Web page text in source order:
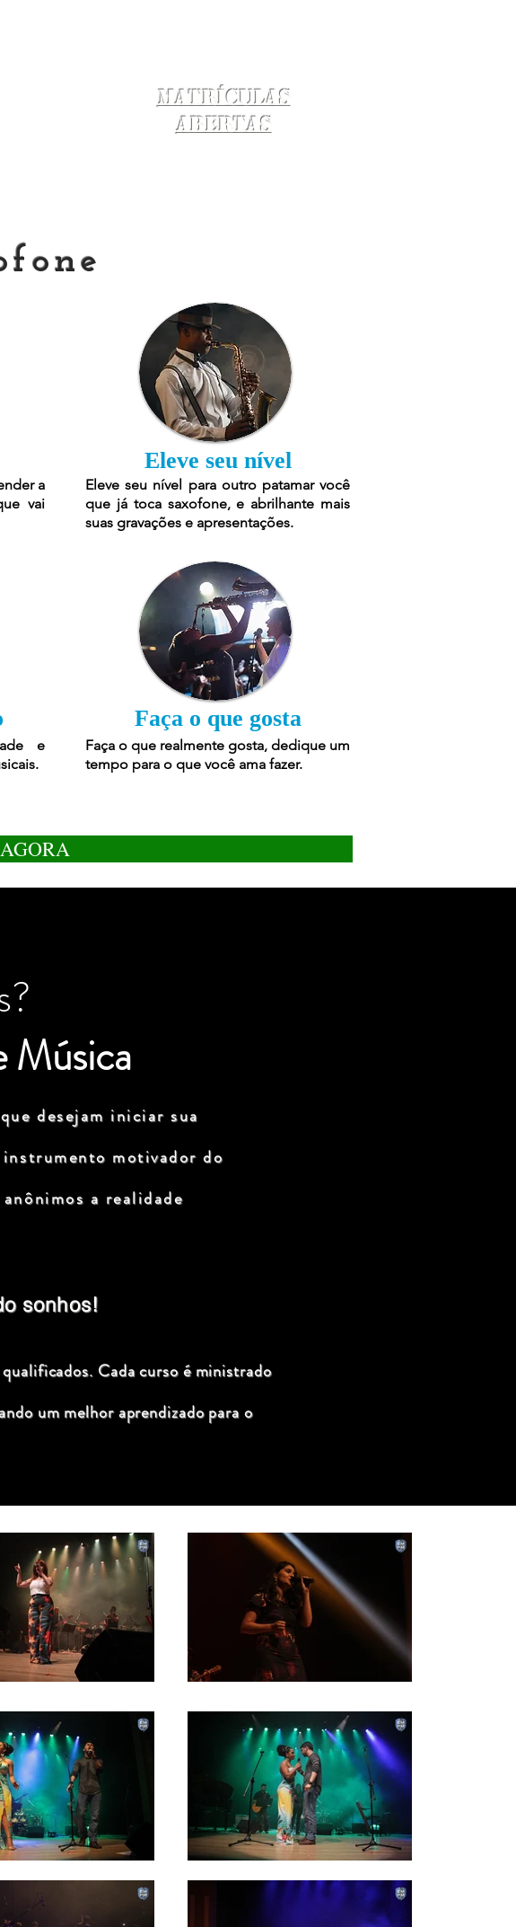
Matrículas
Abertas
a
vai
e
Eleve seu nível
Eleve seu nível para outro patamar você
que já toca saxofone, e abrilhante mais
suas gravações e apresentações.
Faça o que gosta
Faça o que realmente gosta, dedique um
tempo para o que você ama fazer.
Música
desejam iniciar sua
motivador do
a realidade
sonhos!
Cada curso é ministrado
um melhor aprendizado para o